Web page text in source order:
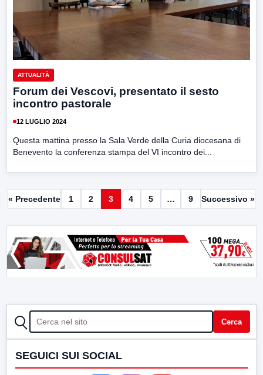
ATTUALITÀ
Forum dei Vescovi, presentato il sesto
incontro pastorale
12 LUGLIO 2024
Questa mattina presso la Sala Verde della Curia diocesana di
Benevento la conferenza stampa del VI incontro dei...
« Precedente 1 2 3 4 5 … 9 Successivo »
CERCA Cerca
SEGUICI SUI SOCIAL